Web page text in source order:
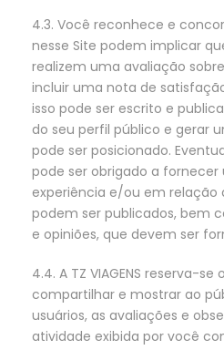
4.3. Você reconhece e
nesse Site podem implicar
realizem uma avaliação
incluir uma nota de
isso pode ser escrito e
do seu perfil público e gerar
pode ser posicionado.
pode ser obrigado a
experiência e/ou em relação
podem ser publicados, bem
e opiniões, que devem ser
4.4. A TZ VIAGENS reserva-se
compartilhar e mostrar ao
usuários, as avaliações e
atividade exibida por você